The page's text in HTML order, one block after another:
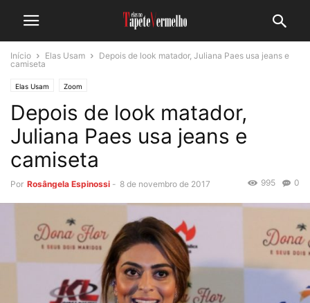
Início Elas Usam
Depois de look matador, Juliana Paes usa jeans e
camiseta
Elas Usam Zoom
Depois de look matador,
Juliana Paes usa jeans e
camiseta
Por Rosângela Espinossi - 8 de novembro de 2017 0
995